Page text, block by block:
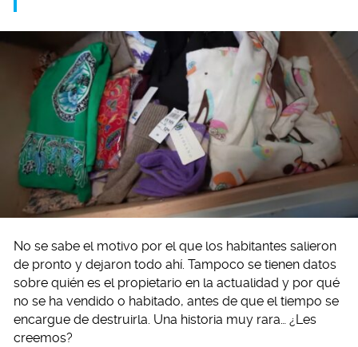
No se sabe el motivo por el que los habitantes salieron
de pronto y dejaron todo ahí. Tampoco se tienen datos
sobre quién es el propietario en la actualidad y por qué
no se ha vendido o habitado, antes de que el tiempo se
encargue de destruirla. Una historia muy rara… ¿Les
creemos?